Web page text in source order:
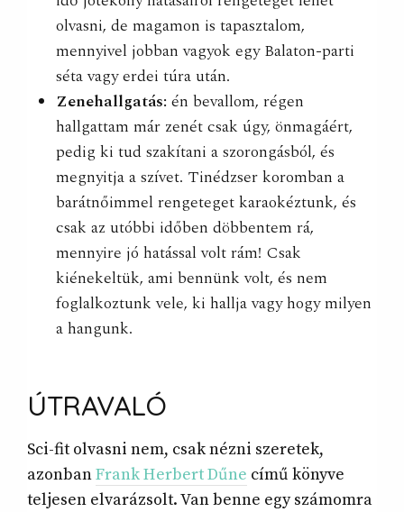
olvasni, de magamon is tapasztalom,
mennyivel jobban vagyok egy Balaton-parti
séta vagy erdei túra után.
Zenehallgatás: én bevallom, régen
hallgattam már zenét csak úgy, önmagáért,
pedig ki tud szakítani a szorongásból, és
megnyitja a szívet. Tinédzser koromban a
barátnőimmel rengeteget karaokéztunk, és
csak az utóbbi időben döbbentem rá,
mennyire jó hatással volt rám! Csak
kiénekeltük, ami bennünk volt, és nem
foglalkoztunk vele, ki hallja vagy hogy milyen
a hangunk.
ÚTRAVALÓ
Sci-fit olvasni nem, csak nézni szeretek,
azonbanFrank Herbert Dűne című könyve
teljesen elvarázsolt. Van benne egy számomra